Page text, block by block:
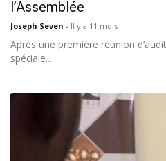
l’Assemblée
Joseph Seven - Il y a 11 mois
Après une première réunion
spéciale...